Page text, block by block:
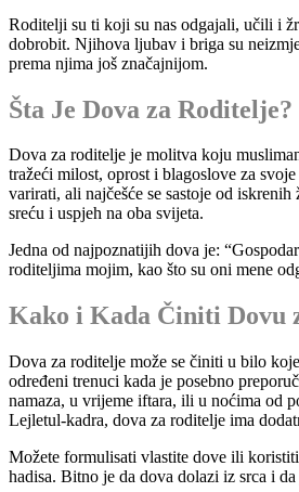
Roditelji su ti koji su nas odgajali, učili i
dobrobit. Njihova ljubav i briga su
prema njima još značajnijom.
Šta Je Dova za Roditelje?
Dova za roditelje je molitva koju
tražeći milost, oprost i blagoslove za
varirati, ali najčešće se sastoje od
sreću i uspjeh na oba svijeta.
Jedna od najpoznatijih dova je:
roditeljima mojim, kao što su oni mene
Kako i Kada Činiti Dovu
Dova za roditelje može se činiti u bilo
određeni trenuci kada je posebno
namaza, u vrijeme iftara, ili u noćima od
Lejletul-kadra, dova za roditelje ima
Možete formulisati vlastite dove ili
hadisa. Bitno je da dova dolazi iz srca i da